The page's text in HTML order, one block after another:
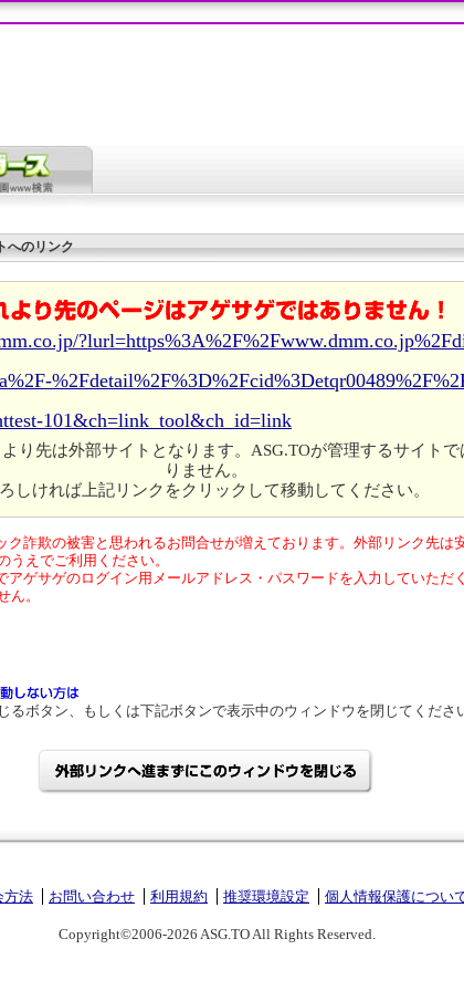
へのリンク
101&ch=link_tool&ch_id=link
り先は外部サイトとなります。ASG.TOが管理するサイトで
りません。
しければ上記リンクをクリックして移動してください。
ク詐欺の被害と思われるお問合せが増えております。外部リンク先は
うえでご利用ください。
アゲサゲのログイン用メールアドレス・パスワードを入力していただ
ん。
るボタン、もしくは下記ボタンで表示中のウィンドウを閉じてくださ
方法 お問い合わせ 利用規約 推奨環境設定 個人情報保護につい
Copyright©2006-2026 ASG.TO All Rights Reserved.